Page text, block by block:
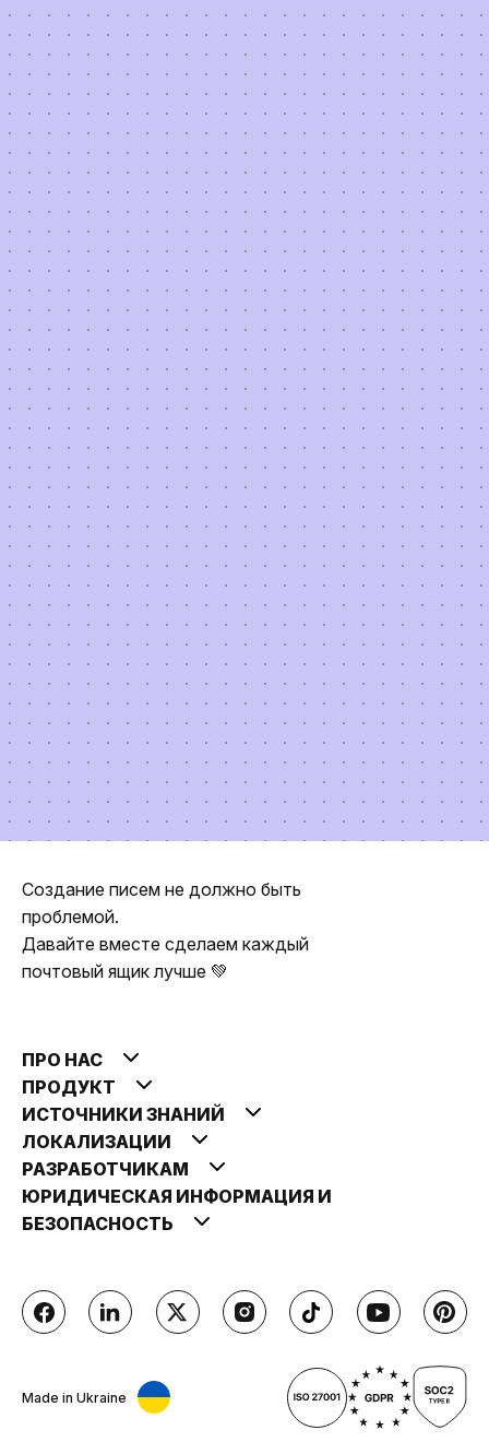
Создание писем не должно быть
проблемой.
Давайте вместе сделаем каждый
почтовый ящик лучше 💚
ПРО НАС
ПРОДУКТ
ИСТОЧНИКИ ЗНАНИЙ
ЛОКАЛИЗАЦИИ
РАЗРАБОТЧИКАМ
ЮРИДИЧЕСКАЯ ИНФОРМАЦИЯ И
БЕЗОПАСНОСТЬ
Made in Ukraine